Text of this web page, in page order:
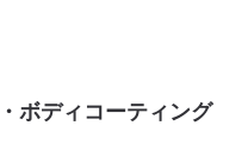
ボディコーティング